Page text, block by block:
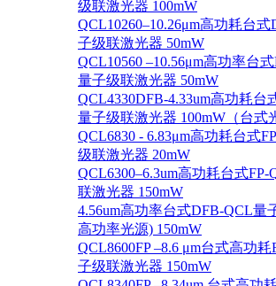
级联激光器 100mW
QCL10260–10.26μm高功耗台
子级联激光器 50mW
QCL10560 –10.56μm高功率台
量子级联激光器 50mW
QCL4330DFB-4.33um高功耗台
量子级联激光器 100mW（台式
QCL6830 - 6.83μm高功耗台式
级联激光器 20mW
QCL6300–6.3um高功耗台式
联激光器 150mW
4.56um高功率台式DFB-QCL量
高功率光源) 150mW
QCL8600FP –8.6 μm台式高功
子级联激光器 150mW